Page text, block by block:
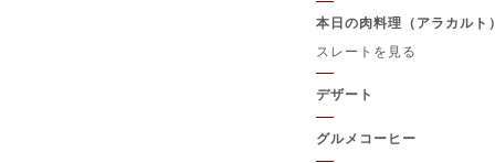
本日の肉料理（アラカルト
スレートを見る
デザート
グルメコーヒー